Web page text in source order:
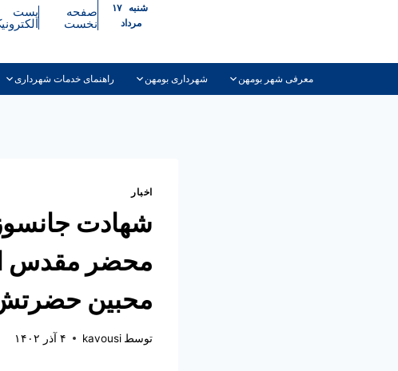
مرداد
صفحه
نخست
پست
معرفی شهر بومهن شهرداری بومهن راهنمای خدمات شهرداری
اخبار
شهادت
محضر مقدس
محبین
توسط kavousi ۴ آذر ۱۴۰۲